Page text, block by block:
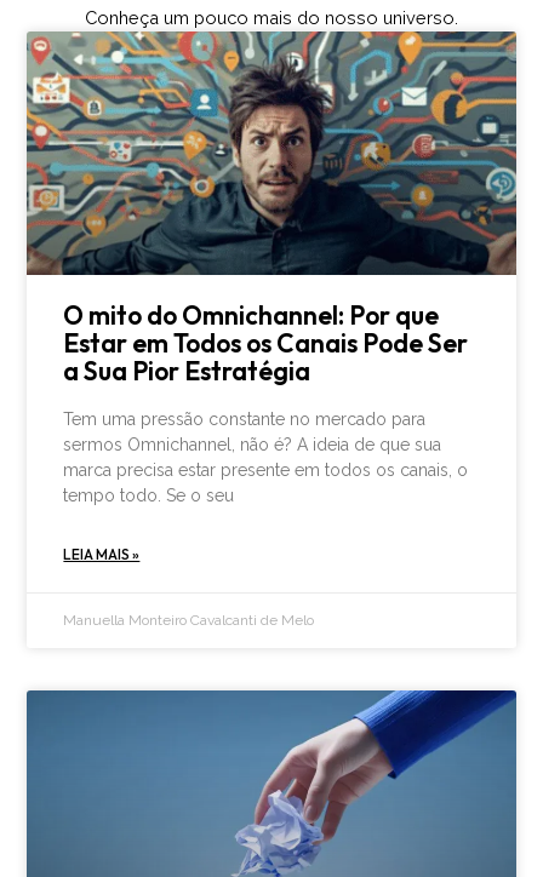
Conheça um pouco mais do nosso universo.
O mito do Omnichannel: Por que
Estar em Todos os Canais Pode Ser
a Sua Pior Estratégia
Tem uma pressão constante no mercado para
sermos Omnichannel, não é? A ideia de que sua
marca precisa estar presente em todos os canais, o
tempo todo. Se o seu
LEIA MAIS »
Manuella Monteiro Cavalcanti de Melo